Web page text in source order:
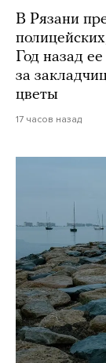
В Рязани
Год назад
за
цветы
17 часов назад